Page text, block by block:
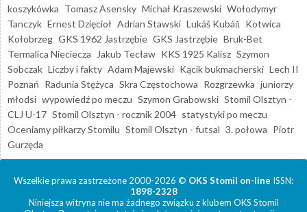
koszykówka Tomasz Asensky Michał Kraszewski Wołodymyr
Tanczyk Ernest Dzięcioł Adrian Stawski Lukáš Kubáň Kotwica
Kołobrzeg GKS 1962 Jastrzębie GKS Jastrzębie Bruk-Bet
Termalica Nieciecza
Jakub Tecław KKS 1925 Kalisz Szymon
Sobczak Liczby i fakty Adam Majewski Kącik bukmacherski Lech II
Poznań Radunia Stężyca Skra Częstochowa Rozgrzewka juniorzy
młodsi wypowiedź po meczu Szymon Grabowski Stomil Olsztyn -
CLJ U-17 Stomil Olsztyn - rocznik 2004 statystyki po meczu
Oceniamy piłkarzy Stomilu Stomil Olsztyn - futsal 3. połowa Piotr
Gurzęda
Wszelkie prawa zastrzeżone 2000-2026 © OKS Stomil on-line ISSN:
1898-2328
Niniejsza witryna nie ma żadnego związku z klubem OKS Stomil